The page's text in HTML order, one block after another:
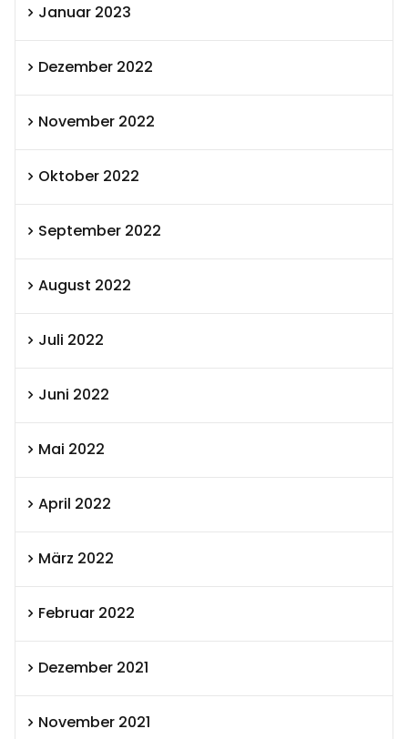
Januar 2023
Dezember 2022
November 2022
Oktober 2022
September 2022
August 2022
Juli 2022
Juni 2022
Mai 2022
April 2022
März 2022
Februar 2022
Dezember 2021
November 2021